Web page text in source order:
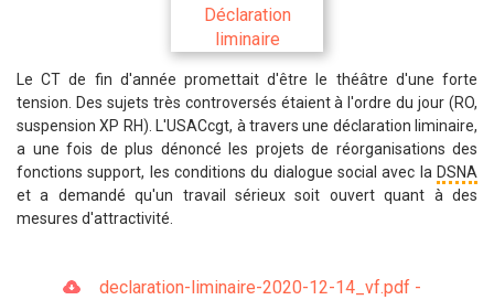
Le CT de fin d'année promettait d'être le théâtre d'une forte
tension. Des sujets très controversés étaient à l'ordre du jour (RO,
suspension XP RH). L'USACcgt, à travers une déclaration liminaire,
a une fois de plus dénoncé les projets de réorganisations des
fonctions support, les conditions du dialogue social avec la DSNA
et a demandé qu'un travail sérieux soit ouvert quant à des
mesures d'attractivité.
declaration-liminaire-2020-12-14_vf.pdf -